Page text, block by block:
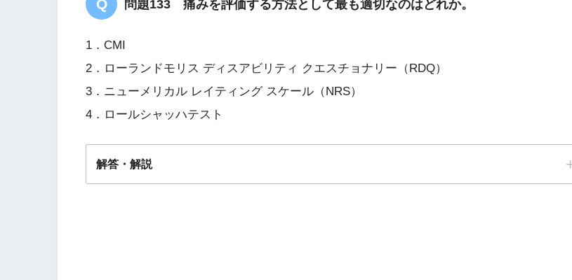
問題133 痛みを評価する方法として最も適切なのはどれか。
1．CMI
2．ローランドモリス ディスアビリティ クエスチョナリー（RDQ）
3．ニューメリカル レイティング スケール（NRS）
4．ロールシャッハテスト
解答・解説